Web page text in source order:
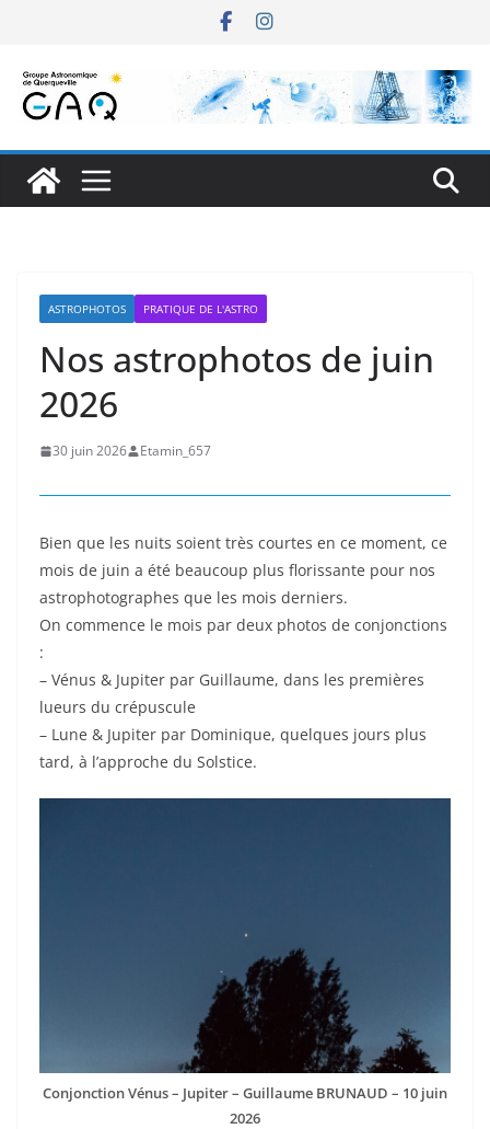
contenu
ASTROPHOTOS PRATIQUE DE L'ASTRO
Nos astrophotos de juin
2026
30 juin 2026 Etamin_657
Bien que les nuits soient très courtes en ce moment, ce
mois de juin a été beaucoup plus florissante pour nos
astrophotographes que les mois derniers.
On commence le mois par deux photos de conjonctions
:
– Vénus & Jupiter par Guillaume, dans les premières
lueurs du crépuscule
– Lune & Jupiter par Dominique, quelques jours plus
tard, à l’approche du Solstice.
Conjonction Vénus – Jupiter – Guillaume BRUNAUD – 10 juin
2026